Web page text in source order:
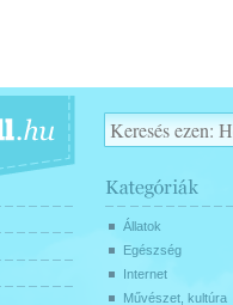
Állatok
Egészség
Internet
Művészet, kultúra